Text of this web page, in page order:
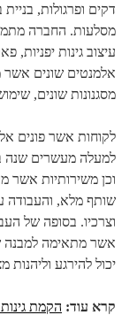
דקים ופרגולות,
מסלעות. החברה
עיצוב גינות יפניות,
אלמנטים שונים אשר
מסגנונות שונים,
לקוחות אשר פונים
למעלה מעשרים שנה
וכן משירותיות אשר
שותף מלא, והעבודה
וצרכיו. בסופה של
אשר מתאימה למבנה
יכול להירגע
קרא עוד: הקמת גינות